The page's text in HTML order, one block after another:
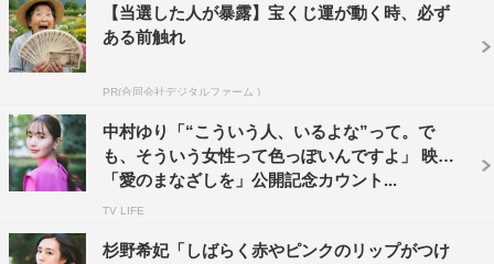
作品情報
「愛のまなざしを」
公式HP： https://aimana-movie.com
公式Twitter：@aimana_movie
©Love Mooning Film Partners
【当選した人が暴露】宝くじ運が動く時、必ず
ある前触れ
PR(合同会社デジタルファーム )
中村ゆり「“こういう人、いるよな”って。で
も、そういう女性って色っぽいんですよ」 映画
「愛のまなざしを」公開記念カウント...
TV LIFE
杉野希妃「しばらく赤やピンクのリップがつけ